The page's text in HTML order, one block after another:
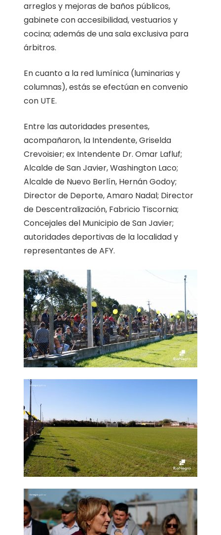
arreglos y mejoras de baños públicos,
gabinete con accesibilidad, vestuarios y
cocina; además de una sala exclusiva para
árbitros.
En cuanto a la red lumínica (luminarias y
columnas), estás se efectúan en convenio
con UTE.
Entre las autoridades presentes,
acompañaron, la Intendente, Griselda
Crevoisier; ex Intendente Dr. Omar Lafluf;
Alcalde de San Javier, Washington Laco;
Alcalde de Nuevo Berlín, Hernán Godoy;
Director de Deporte, Amaro Nadal; Director
de Descentralización, Fabricio Tiscornia;
Concejales del Municipio de San Javier;
autoridades deportivas de la localidad y
representantes de AFY.